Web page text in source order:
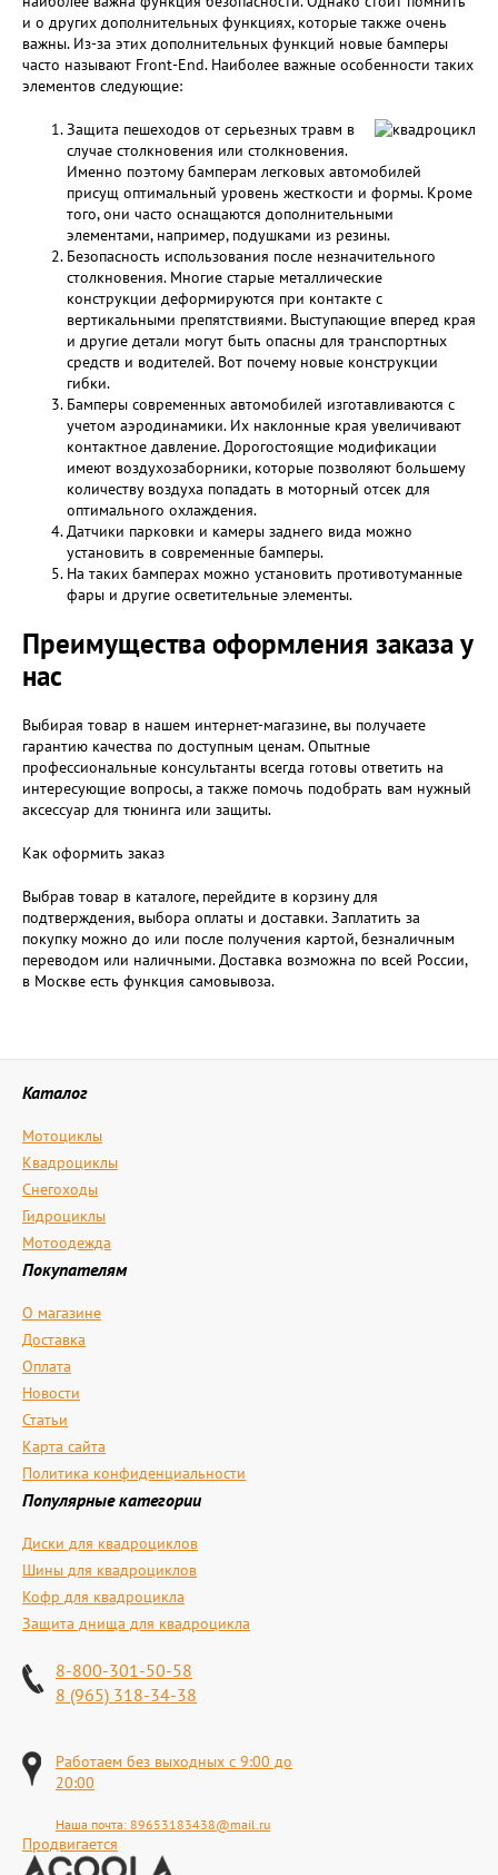
и о других дополнительных функциях, которые также очень
важны. Из-за этих дополнительных функций новые бамперы
часто называют Front-End. Наиболее важные особенности таких
элементов следующие:
Защита пешеходов от серьезных травм в
случае столкновения или столкновения.
Именно поэтому бамперам легковых автомобилей
присущ оптимальный уровень жесткости и формы. Кроме
того, они часто оснащаются дополнительными
элементами, например, подушками из резины.
Безопасность использования после незначительного
столкновения. Многие старые металлические
конструкции деформируются при контакте с
вертикальными препятствиями. Выступающие вперед края
и другие детали могут быть опасны для транспортных
средств и водителей. Вот почему новые конструкции
гибки.
Бамперы современных автомобилей изготавливаются с
учетом аэродинамики. Их наклонные края увеличивают
контактное давление. Дорогостоящие модификации
имеют воздухозаборники, которые позволяют большему
количеству воздуха попадать в моторный отсек для
оптимального охлаждения.
Датчики парковки и камеры заднего вида можно
установить в современные бамперы.
На таких бамперах можно установить противотуманные
фары и другие осветительные элементы.
Преимущества оформления заказа у
нас
Выбирая товар в нашем интернет-магазине, вы получаете
гарантию качества по доступным ценам. Опытные
профессиональные консультанты всегда готовы ответить на
интересующие вопросы, а также помочь подобрать вам нужный
аксессуар для тюнинга или защиты.
Как оформить заказ
Выбрав товар в каталоге, перейдите в корзину для
подтверждения, выбора оплаты и доставки. Заплатить за
покупку можно до или после получения картой, безналичным
переводом или наличными. Доставка возможна по всей России,
в Москве есть функция самовывоза.
Каталог
Мотоциклы
Квадроциклы
Снегоходы
Гидроциклы
Мотоодежда
Покупателям
О магазине
Доставка
Оплата
Новости
Статьи
Карта сайта
Политика конфиденциальности
Популярные категории
Диски для квадроциклов
Шины для квадроциклов
Кофр для квадроцикла
Защита днища для квадроцикла
8-800-301-50-58
8 (965) 318-34-38
Работаем без выходных с 9:00 до
20:00
Наша почта: 89653183438@mail.ru
Продвигается